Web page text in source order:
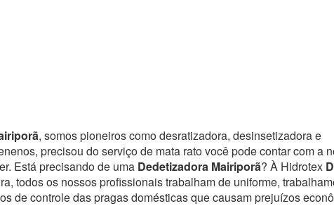
, somos pioneiros como desratizadora, desinsetizadora e
precisou do serviço de mata rato você pode contar com a
Está precisando de uma Dedetizadora Mairiporã? À Hidrotex
todos os nossos profissionais trabalham de uniforme,
de controle das pragas domésticas que causam prejuízos